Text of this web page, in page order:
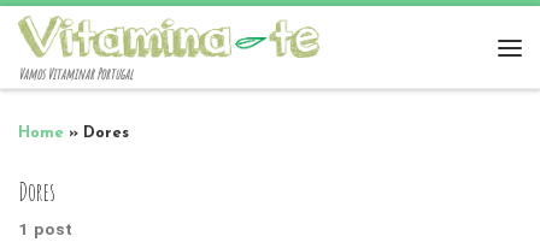
Vamos Vitaminar Portugal
Home » Dores
Dores
1 post